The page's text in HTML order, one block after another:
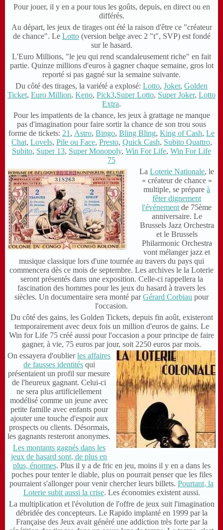
Pour jouer, il y en a pour tous les goûts, depuis, en direct ou en
différés.
Au départ, les jeux de tirages ont été la raison d'être ce "créateur
de chance". Le Lotto (version belge avec 2 "t", SVP) est fondé
sur le hasard.
L'Euro Millions, "le jeu qui rend scandaleusement riche" en fait
partie. Quinze millions d'euros à gagner chaque semaine, gros lot
reporté si pas gagné sur la semaine suivante.
Du côté des tirages, la variété a explosé: Lotto, Joker, Golden
Ticket, Euro Million, Keno, Pick3,Super Lotto, Super Joker, Lotto
Extra.
Pour les impatients de la chance, les jeux à grattage ne manque
pas d'imagination pour faire sortir la chance de son trou sous
forme de tickets: 21 , Astro, Bingo, Bling Bling, King of Cash, Le
Chat, LoveIs, Pile ou Face, Presto, Quick Cash, Subito Quattro,
Subito, Super 13, Super Monopoly, Win For Life, Win For Life
75
La Loterie Nationale, le
« créateur de chance »
multiple, se prépare à
fêter dignement
l'événement de 75ème
anniversaire. Le
Brussels Jazz Orchestra
et le Brussels
Philarmonic Orchestra
vont mélanger jazz et
musique classique lors d'une tournée au travers du pays qui
commencera dès ce mois de septembre. Les archives le la Loterie
seront présentés dans une exposition. Celle-ci rappellera la
fascination des hommes pour les jeux du hasard à travers les
siècles. Un documentaire sera monté par Gérard Corbiau pour
l'occasion.
Du côté des gains, les Golden Tickets, depuis fin août, existeront
temporairement avec deux fois un million d'euros de gains. Le
Win for Life 75 créé aussi pour l'occasion a pour principe de faire
gagner, à vie, 75 euros par jour, soit 2250 euros par mois.
On essayera d'oublier les affaires
de fausses identités qui
présentaient un profil sur mesure
de l'heureux gagnant. Celui-ci
ne sera plus artificiellement
modélisé comme un jeune avec
petite famille avec enfants pour
ajouter une touche d'espoir aux
prospects ou clients. Désormais,
les gagnants resteront anonymes.
Les montants gagnés dans les
jeux de hasard sont, de plus en
plus, énormes. Plus il y a de fric en jeu, moins il y en a dans les
poches pour tenter le diable, plus on pourrait penser que les files
pourraient s'allonger pour venir chercher leurs billets. Pourtant, la
Loterie subit aussi la crise. Les économies existent aussi.
La multiplication et l'évolution de l'offre de jeux suit l'imagination
débridée des concepteurs. Le Rapido implanté en 1999 par la
Française des Jeux avait généré une addiction très forte par la